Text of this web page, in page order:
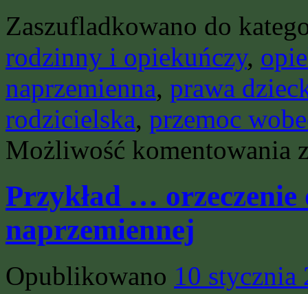
Zaszufladkowano do
rodzinny i opiekuńczy,
naprzemienna, prawa
rodzicielska, przemoc
Możliwość komentowania
Przykład … orzeczenie
naprzemiennej
Opublikowano 10 stycznia